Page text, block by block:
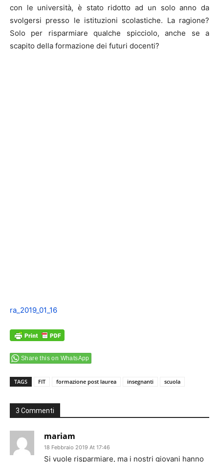
con le università, è stato ridotto ad un solo anno da
svolgersi presso le istituzioni scolastiche. La ragione?
Solo per risparmiare qualche spicciolo, anche se a
scapito della formazione dei futuri docenti?
ra_2019_01_16
Share this on WhatsApp
TAGS FIT formazione post laurea insegnanti scuola
3 Commenti
mariam
18 Febbraio 2019 At 17:46
Si vuole risparmiare, ma i nostri giovani hanno